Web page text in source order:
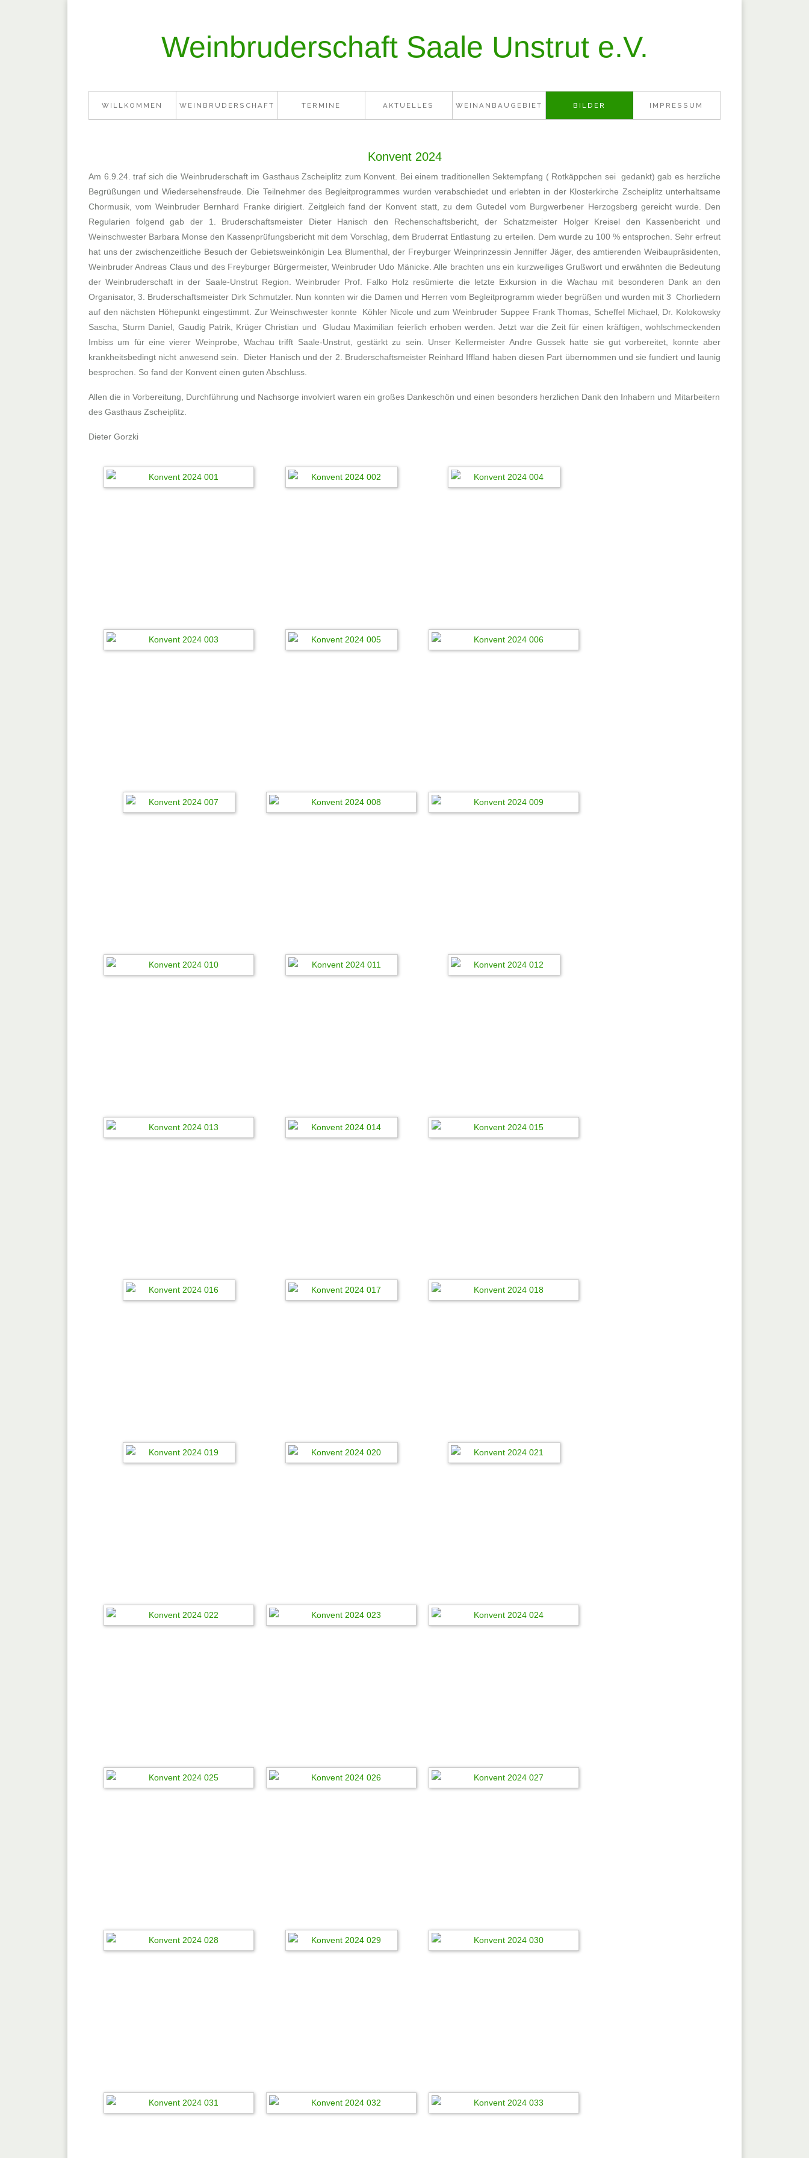
Weinbruderschaft Saale Unstrut e.V.
WILLKOMMEN WEINBRUDERSCHAFT TERMINE AKTUELLES WEINANBAUGEBIET BILDER IMPRESSUM
Konvent 2024
Am 6.9.24. traf sich die Weinbruderschaft im Gasthaus Zscheiplitz zum Konvent. Bei einem traditionellen Sektempfang ( Rotkäppchen sei gedankt) gab es herzliche
Begrüßungen und Wiedersehensfreude. Die Teilnehmer des Begleitprogrammes wurden verabschiedet und erlebten in der Klosterkirche Zscheiplitz unterhaltsame
Chormusik, vom Weinbruder Bernhard Franke dirigiert. Zeitgleich fand der Konvent statt, zu dem Gutedel vom Burgwerbener Herzogsberg gereicht wurde. Den
Regularien folgend gab der 1. Bruderschaftsmeister Dieter Hanisch den Rechenschaftsbericht, der Schatzmeister Holger Kreisel den Kassenbericht und
Weinschwester Barbara Monse den Kassenprüfungsbericht mit dem Vorschlag, dem Bruderrat Entlastung zu erteilen. Dem wurde zu 100 % entsprochen. Sehr erfreut
hat uns der zwischenzeitliche Besuch der Gebietsweinkönigin Lea Blumenthal, der Freyburger Weinprinzessin Jenniffer Jäger, des amtierenden Weibaupräsidenten,
Weinbruder Andreas Claus und des Freyburger Bürgermeister, Weinbruder Udo Mänicke. Alle brachten uns ein kurzweiliges Grußwort und erwähnten die Bedeutung
der Weinbruderschaft in der Saale-Unstrut Region. Weinbruder Prof. Falko Holz resümierte die letzte Exkursion in die Wachau mit besonderen Dank an den
Organisator, 3. Bruderschaftsmeister Dirk Schmutzler. Nun konnten wir die Damen und Herren vom Begleitprogramm wieder begrüßen und wurden mit 3 Chorliedern
auf den nächsten Höhepunkt eingestimmt. Zur Weinschwester konnte Köhler Nicole und zum Weinbruder Suppee Frank Thomas, Scheffel Michael, Dr. Kolokowsky
Sascha, Sturm Daniel, Gaudig Patrik, Krüger Christian und Gludau Maximilian feierlich erhoben werden. Jetzt war die Zeit für einen kräftigen, wohlschmeckenden
Imbiss um für eine vierer Weinprobe, Wachau trifft Saale-Unstrut, gestärkt zu sein. Unser Kellermeister Andre Gussek hatte sie gut vorbereitet, konnte aber
krankheitsbedingt nicht anwesend sein. Dieter Hanisch und der 2. Bruderschaftsmeister Reinhard Iffland haben diesen Part übernommen und sie fundiert und launig
besprochen. So fand der Konvent einen guten Abschluss.
Allen die in Vorbereitung, Durchführung und Nachsorge involviert waren ein großes Dankeschön und einen besonders herzlichen Dank den Inhabern und Mitarbeitern
des Gasthaus Zscheiplitz.
Dieter Gorzki